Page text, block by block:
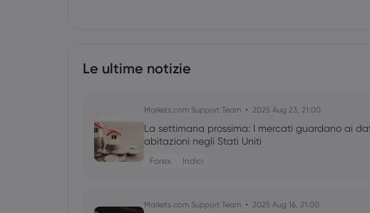
Le ultime notizie
Markets.com Support Team 2025 Aug 23, 21:00
La settimana prossima: I mercati guardano ai
abitazioni negli Stati Uniti
Forex Indici
Markets.com Support Team 2025 Aug 16, 21:00